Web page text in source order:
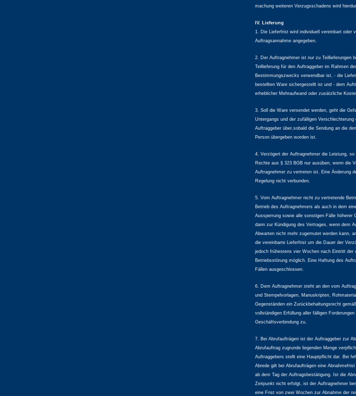
machung weiteren Verzugsschadens wird
IV. Lieferung
1. Die Lieferfrist wird individuell vereinbart oder
Auftragsannahme angegeben.
2. Der Auftragnehmer ist nur zu Teillieferungen
Teillieferung für den Auftraggeber im Rahmen
Bestimmungszwecks verwendbar ist, - die
bestellten Ware sichergestellt ist und - dem
erheblicher Mehraufwand oder zusätzliche
3. Soll die Ware versendet werden, geht die
Untergangs und der zufälligen Verschlechterung
Auftraggeber über,sobald die Sendung an die
Person übergeben worden ist.
4. Verzögert der Auftragnehmer die Leistung,
Rechte aus § 323 BGB nur ausüben, wenn die
Auftragnehmer zu vertreten ist. Eine Änderung
Regelung nicht verbunden.
5. Vom Auftragnehmer nicht zu vertretende
Betrieb des Auftragnehmers als auch in dem
Aussperrung sowie alle sonstigen Fälle höherer
dann zur Kündigung des Vertrages, wenn dem
Abwarten nicht mehr zugemutet werden kann,
die vereinbarte Lieferfrist um die Dauer der
jedoch frühestens vier Wochen nach Eintritt der
Betriebsstörung möglich. Eine Haftung des
Fällen ausgeschlossen.
6. Dem Auftragnehmer steht an den vom
und Stempelvorlagen, Manuskripten,
Gegenständen ein Zurückbehaltungsrecht
vollständigen Erfüllung aller fälligen Forderungen
Geschäftsverbindung zu.
7. Bei Abrufaufträgen ist der Auftraggeber zur
Abrufauftrag zugrunde liegenden Menge
Auftraggebers stellt eine Hauptpflicht dar. Bei
Abrede gilt bei Abrufaufträgen eine
ab dem Tag der Auftragsbestätigung. Ist die
Zeitpunkt nicht erfolgt, ist der Auftragnehmer
eine Frist von zwei Wochen zur Abnahme der